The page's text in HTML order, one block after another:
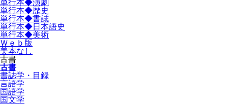
単行本◆演劇
単行本◆歴史
単行本◆書誌
単行本◆日本語史
単行本◆美術
Ｗｅｂ版
美本なし
古書
古書
書誌学・目録
言語学
国語学
国文学